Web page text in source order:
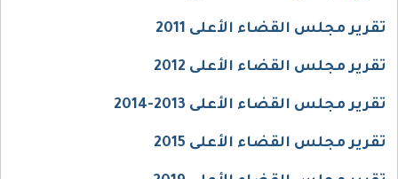
تقرير مجلس القضاء الأعلى 2011
تقرير مجلس القضاء الأعلى 2012
تقرير مجلس القضاء الأعلى 2013-2014
تقرير مجلس القضاء الأعلى 2015